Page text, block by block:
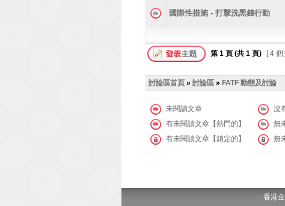
國際性措施 - 打擊洗黑錢行動
第 1 頁 (共 1 頁) [ 4
討論區首頁 » 討論區 » FATF 動態及討論
未閱讀文章 沒
有未閱讀文章【熱門的】
無
有未閱讀文章【鎖定的】
無
香港